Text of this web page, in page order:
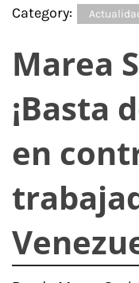
Category:
Marea
¡Basta
en